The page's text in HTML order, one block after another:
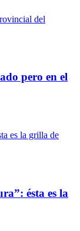
pero en el
ésta es la